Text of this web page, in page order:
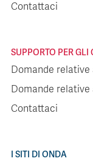
Contattaci
SUPPORTO PER GLI
Domande
Domande relative
Contattaci
I SITI DI ONDA